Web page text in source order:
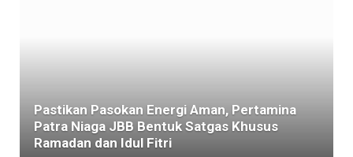
Pastikan Pasokan Energi Aman, Pertamina
Patra Niaga JBB Bentuk Satgas Khusus
Ramadan dan Idul Fitri